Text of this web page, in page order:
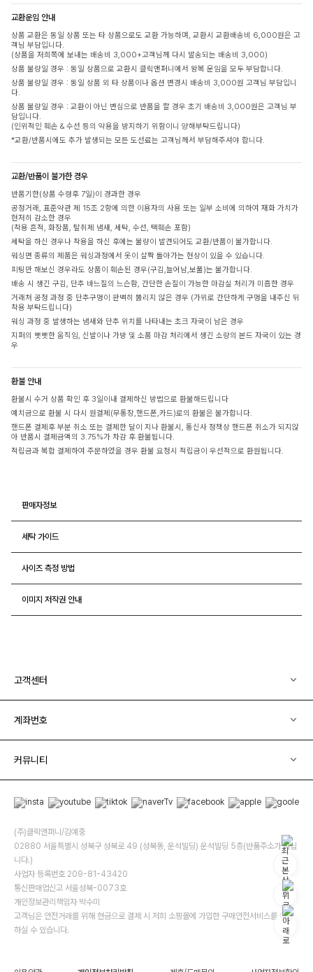
교환운임 안내
상품 교환은 동일 상품 또는 타 상품으로도 교환 가능하며, 교환시 교환배송비 6,000원은 고
객님 부담입니다.
(상품을 저희쪽에 보내는 배송비 3,000+고객님께 다시 발송되는 배송비 3,000)
상품 불량일 경우 : 동일 상품으로 교환시 클릭앤퍼니에서 왕복 운임을 모두 부담합니다.
상품 불량일 경우 : 동일 상품 외 타 상품이나 옵션 변경시 배송비 3,000원 고객님 부담입니
다.
상품 불량일 경우 : 교환이 아닌 변심으로 반품을 할 경우 초기 배송비 3,000원은 고객님 부
담입니다.
(인위적인 훼손 & 수선 등의 악용을 방지하기 위함이니 양해부탁드립니다)
*교환/반품시에도 추가 발생되는 모든 도선료는 고객님께서 부담해주셔야 합니다.
교환/반품이 불가한 경우
반품기한(상품 수령후 7일)이 경과한 경우
공정거래, 표준약관 제 15조 2항에 의한 이용자의 사용 또는 일부 소비에 의하여 재화 가치가
현저히 감소한 경우
(착용 흔적, 화장품, 탈취제 냄새, 세탁, 수선, 택훼손 포함)
세탁을 하신 경우나 착용을 하신 후에는 불량이 발견되어도 교환/반품이 불가합니다.
워싱면 종류의 제품은 워싱과정에서 옷이 살짝 돌아가는 현상이 있을 수 있습니다.
피팅만 해보신 경우라도 상품이 훼손된 경우(구김,늘어남,보풀)는 불가합니다.
배송 시 생긴 구김, 단추 바느질의 느슨함, 간단한 손질이 가능한 마감실 처리가 미흡한 경우
거래처 공정 과정 중 단추구멍이 완벽히 뚫리지 않은 경우 (가위로 간단하게 구멍을 내주신 뒤
착용 부탁드립니다)
워싱 과정 중 발생하는 냄새와 단추 위치를 나타내는 초크 자국이 남은 경우
지퍼의 뻣뻣한 움직임, 신발이나 가방 및 소품 마감 처리에서 생긴 소량의 본드 자국이 있는 경
우
환불 안내
환불시 수거 상품 확인 후 3일이내 결제하신 방법으로 환불해드립니다
예치금으로 환불 시 다시 원결제(무통장,핸드폰,카드)로의 환불은 불가합니다.
핸드폰 결제후 부분 취소 또는 결제한 달이 지나 환불시, 통신사 정책상 핸드폰 취소가 되지않
아 반품시 결제금액의 3.75%가 차감 후 환불됩니다.
적립금과 복합 결제하여 주문하였을 경우 환불 요청시 적립금이 우선적으로 환원됩니다.
판매자정보
세탁 가이드
사이즈 측정 방법
이미지 저작권 안내
고객센터
계좌번호
커뮤니티
(주)클릭앤퍼니/김예중
02880 서울특별시 성북구 성북로 49 (성북동, 운석빌딩) 운석빌딩 5층(반품주소가 아닙
니다.)
사업자 등록번호 209-81-43420
통신판매업신고 서울성북-0073호
개인정보관리책임자 박수미
고객님은 안전거래를 위해 현금으로 결제 시 저희 소핑몰에 가입한 구매안전서비스를 이용
하실 수 있습니다.